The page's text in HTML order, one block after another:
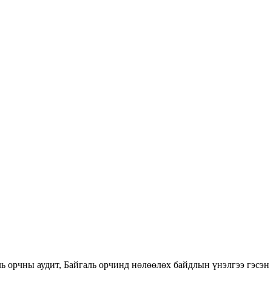
аудит, Байгаль орчинд нөлөөлөх байдлын үнэлгээ гэсэн